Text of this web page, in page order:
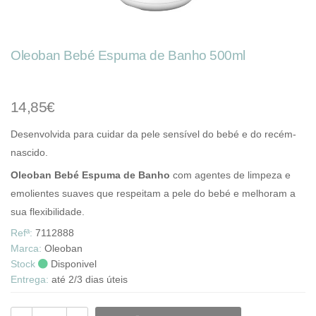
Oleoban Bebé Espuma de Banho 500ml
14,85€
Desenvolvida para cuidar da pele sensível do bebé e do recém-
nascido.
Oleoban Bebé Espuma de Banho com agentes de limpeza e
emolientes suaves que respeitam a pele do bebé e melhoram a
sua flexibilidade.
Refª: 7112888
Marca: Oleoban
Stock
Disponivel
Entrega: até 2/3 dias úteis